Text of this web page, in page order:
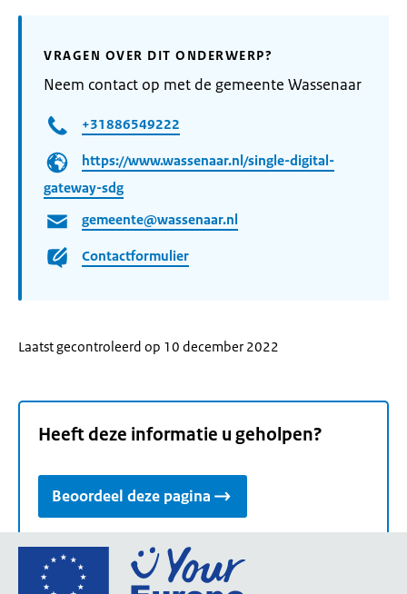
VRAGEN OVER DIT ONDERWERP?
Neem contact op met de gemeente Wassenaar
+31886549222
https://www.wassenaar.nl/single-digital-
gateway-sdg
gemeente@wassenaar.nl
Contactformulier
Laatst gecontroleerd op 10 december 2022
Heeft deze informatie u geholpen?
Beoordeel deze pagina
Ga